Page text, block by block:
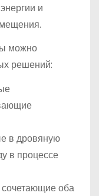
и
можно
решений:
в дровяную
в процессе
оба